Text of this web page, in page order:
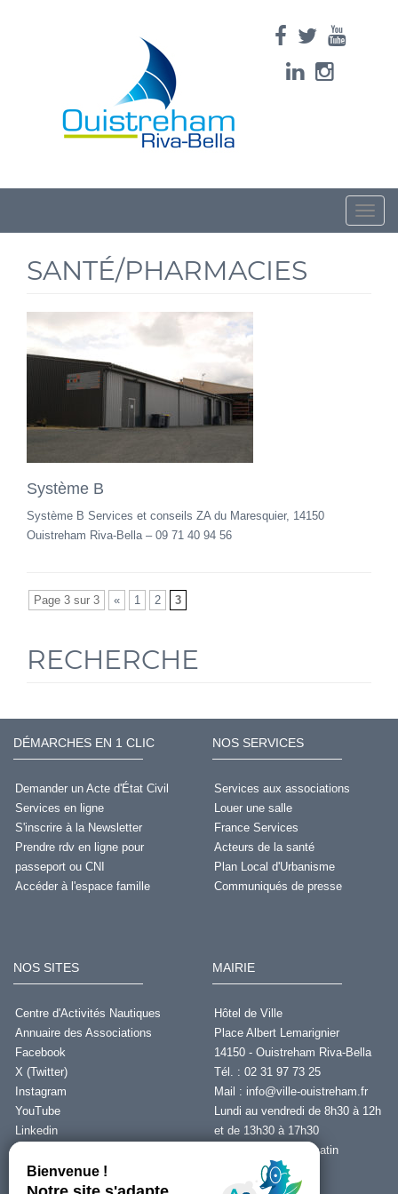
Toggle
SANTÉ/PHARMACIES
Système B
Système B Services et conseils ZA du Maresquier, 14150
Ouistreham Riva-Bella – 09 71 40 94 56
Page 3 sur 3 « 1 2 3
RECHERCHE
DÉMARCHES EN 1 CLIC
Demander un Acte d'État Civil
Services en ligne
S'inscrire à la Newsletter
Prendre rdv en ligne pour
passeport ou CNI
Accéder à l'espace famille
NOS SERVICES
Services aux associations
Louer une salle
France Services
Acteurs de la santé
Plan Local d'Urbanisme
Communiqués de presse
NOS SITES
Centre d'Activités Nautiques
Annuaire des Associations
Facebook
X (Twitter)
Instagram
YouTube
Linkedin
MAIRIE
Hôtel de Ville
Place Albert Lemarignier
14150 - Ouistreham Riva-Bella
Tél. : 02 31 97 73 25
Mail : info@ville-ouistreham.fr
Lundi au vendredi de 8h30 à 12h
et de 13h30 à 17h30
Fermeture le jeudi matin
Nous contacter